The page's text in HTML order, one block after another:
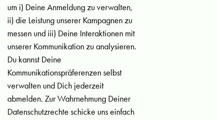
um i) Deine Anmeldung zu verwalten,
ii) die Leistung unserer Kampagnen zu
messen und iii) Deine Interaktionen mit
unserer Kommunikation zu analysieren.
Du kannst Deine
Kommunikationspräferenzen selbst
verwalten und Dich jederzeit
abmelden. Zur Wahrnehmung Deiner
Datenschutzrechte schicke uns einfach